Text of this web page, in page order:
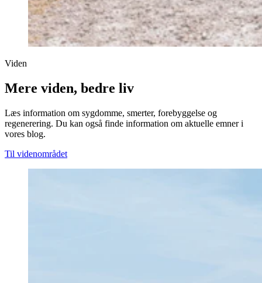
Viden
Mere viden, bedre liv
Læs information om sygdomme, smerter, forebyggelse og
regenerering. Du kan også finde information om aktuelle emner i
vores blog.
Til videnområdet